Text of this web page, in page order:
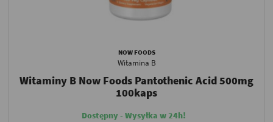
NOW FOODS
Witamina B
Witaminy B Now Foods Pantothenic Acid 500mg
100kaps
Dostępny - Wysyłka w 24h!